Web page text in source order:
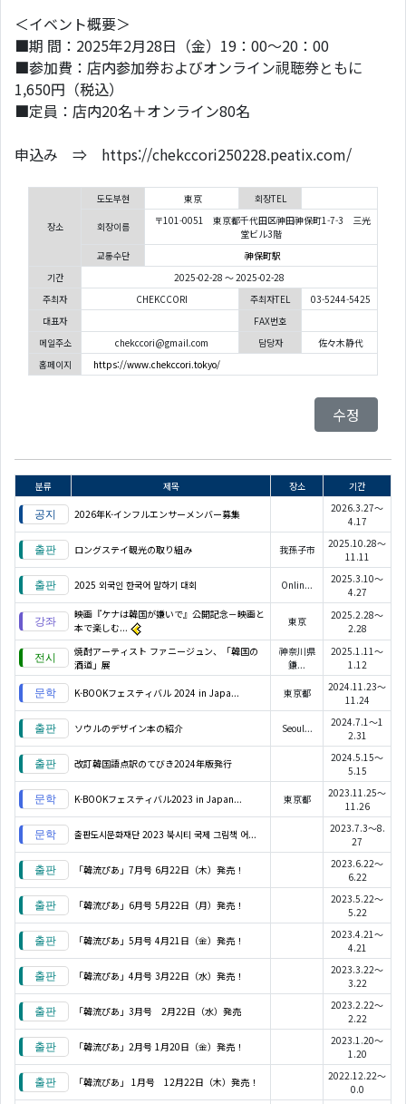
＜イベント概要＞
■期 間：2025年2月28日（金）19：00～20：00
■参加費：店内参加券およびオンライン視聴券ともに
1,650円（税込）
■定員：店内20名＋オンライン80名
申込み ⇒ https://chekccori250228.peatix.com/
장소
도도부현 東京 회장TEL
회장이름
〒101-0051 東京都千代田区神田神保町1-7-3 三光
堂ビル3階
교통수단
神保町駅
기간
2025-02-28 ～ 2025-02-28
주최자
CHEKCCORI 주최자TEL
03-5244-5425
대표자
FAX번호
메일주소
chekccori@gmail.com 담당자
佐々木静代
홈페이지
https://www.chekccori.tokyo/
수정
분류 제목 장소 기간
2026年K-インフルエンサーメンバー募集
2026.3.27～
4.17
ロングステイ観光の取り組み 我孫子市
2025.10.28～
11.11
2025 외국인 한국어 말하기 대회 Onlin...
2025.3.10～
4.27
映画『ケナは韓国が嫌いで』公開記念－映画と
本で楽しむ...
東京
2025.2.28～
2.28
焼酎アーティスト ファニージュン、「韓国の
酒道」展
神奈川県
鎌...
2025.1.11～
1.12
K-BOOKフェスティバル 2024 in Japa... 東京都
2024.11.23～
11.24
ソウルのデザイン本の紹介 Seoul...
2024.7.1～1
2.31
改訂韓国語点訳のてびき2024年版発行
2024.5.15～
5.15
K-BOOKフェスティバル2023 in Japan... 東京都
2023.11.25～
11.26
출판도시문화재단 2023 북시티 국제 그림책 어...
2023.7.3～8.
27
「韓流ぴあ」7月号 6月22日（木）発売！
2023.6.22～
6.22
「韓流ぴあ」6月号 5月22日（月）発売！
2023.5.22～
5.22
「韓流ぴあ」5月号 4月21日（金）発売！
2023.4.21～
4.21
「韓流ぴあ」4月号 3月22日（水）発売！
2023.3.22～
3.22
「韓流ぴあ」3月号 2月22日（水）発売
2023.2.22～
2.22
「韓流ぴあ」2月号 1月20日（金）発売！
2023.1.20～
1.20
「韓流ぴあ」 1月号 12月22日（木）発売！
2022.12.22～
0.0